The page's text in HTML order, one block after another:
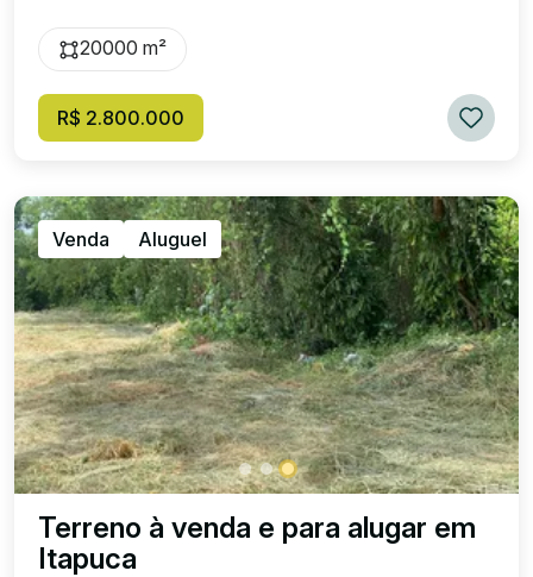
20000 m²
R$ 2.800.000
Venda Aluguel
Terreno à venda e para alugar em
Itapuca